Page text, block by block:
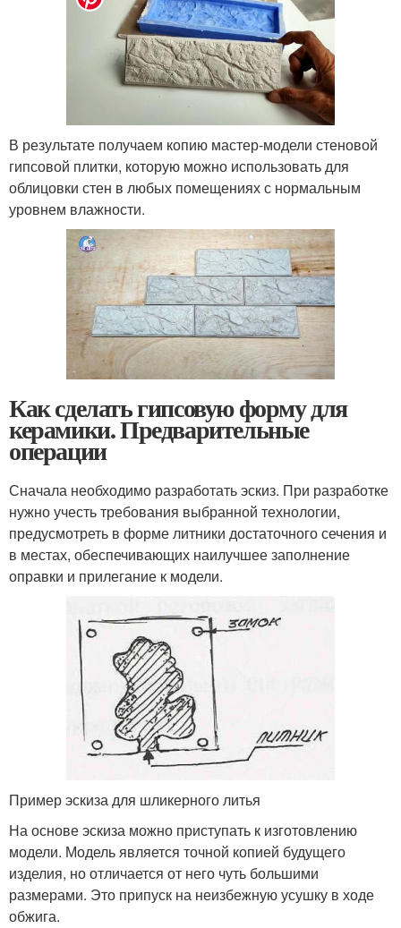
В результате получаем копию мастер-модели стеновой
гипсовой плитки, которую можно использовать для
облицовки стен в любых помещениях с нормальным
уровнем влажности.
Как сделать гипсовую форму для
керамики. Предварительные
операции
Сначала необходимо разработать эскиз. При разработке
нужно учесть требования выбранной технологии,
предусмотреть в форме литники достаточного сечения и
в местах, обеспечивающих наилучшее заполнение
оправки и прилегание к модели.
Пример эскиза для шликерного литья
На основе эскиза можно приступать к изготовлению
модели. Модель является точной копией будущего
изделия, но отличается от него чуть большими
размерами. Это припуск на неизбежную усушку в ходе
обжига.